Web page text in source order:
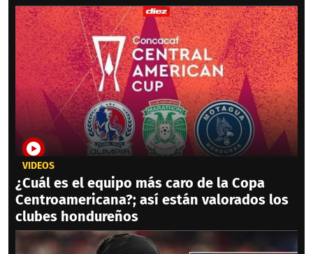
VIDEOS
¿Cuál es el equipo más caro de la Copa
Centroamericana?; así están valorados los
clubes hondureños